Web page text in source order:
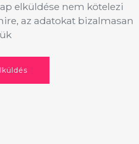
elküldése nem kötelezi
az adatokat bizalmasan